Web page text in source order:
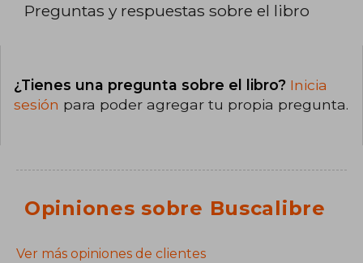
Preguntas y respuestas sobre el libro
¿Tienes una pregunta sobre el libro? Inicia
sesión para poder agregar tu propia pregunta.
Opiniones sobre Buscalibre
Ver más opiniones de clientes